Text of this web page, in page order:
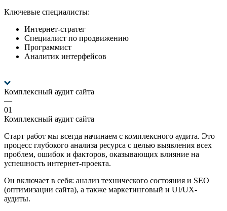
Ключевые специалисты:
Интернет-стратег
Специалист по продвижению
Программист
Аналитик интерфейсов
Комплексный аудит сайта
—
01
Комплексный аудит сайта
Старт работ мы всегда начинаем с комплексного аудита. Это
процесс глубокого анализа ресурса с целью выявления всех
проблем, ошибок и факторов, оказывающих влияние на
успешность интернет-проекта.
Он включает в себя: анализ технического состояния и SEO
(оптимизации сайта), а также маркетинговый и UI/UX-
аудиты.